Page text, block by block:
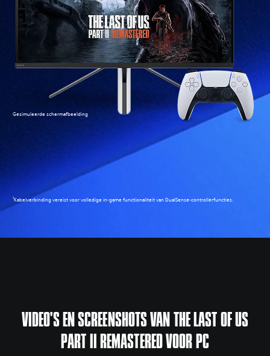
Gesimuleerde schermafbeelding
1Kabelverbinding vereist voor volledige in-game functionaliteit van DualSense-controllerfuncties.
VIDEO'S EN SCREENSHOTS VAN THE LAST OF US
PART II REMASTERED VOOR PC